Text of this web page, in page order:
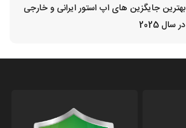
بهترین جایگزین‌ های اپ استور ایرانی و خارجی
در سال 2025